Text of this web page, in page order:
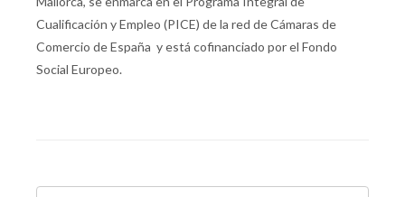
Cualificación y Empleo (PICE) de la red de Cámaras de
Comercio de España y está cofinanciado por el Fondo
Social Europeo.